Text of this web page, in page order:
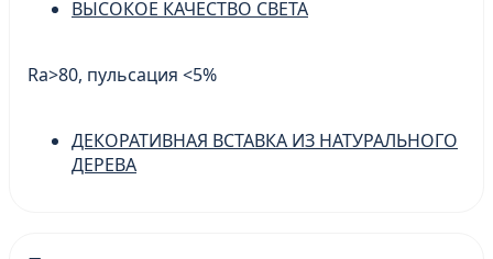
ВЫСОКОЕ КАЧЕСТВО СВЕТА
Ra>80, пульсация <5%
ДЕКОРАТИВНАЯ ВСТАВКА ИЗ НАТУРАЛЬНОГО
ДЕРЕВА